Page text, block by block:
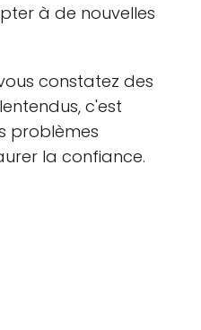
à de nouvelles
constatez des
c'est
problèmes
la confiance.